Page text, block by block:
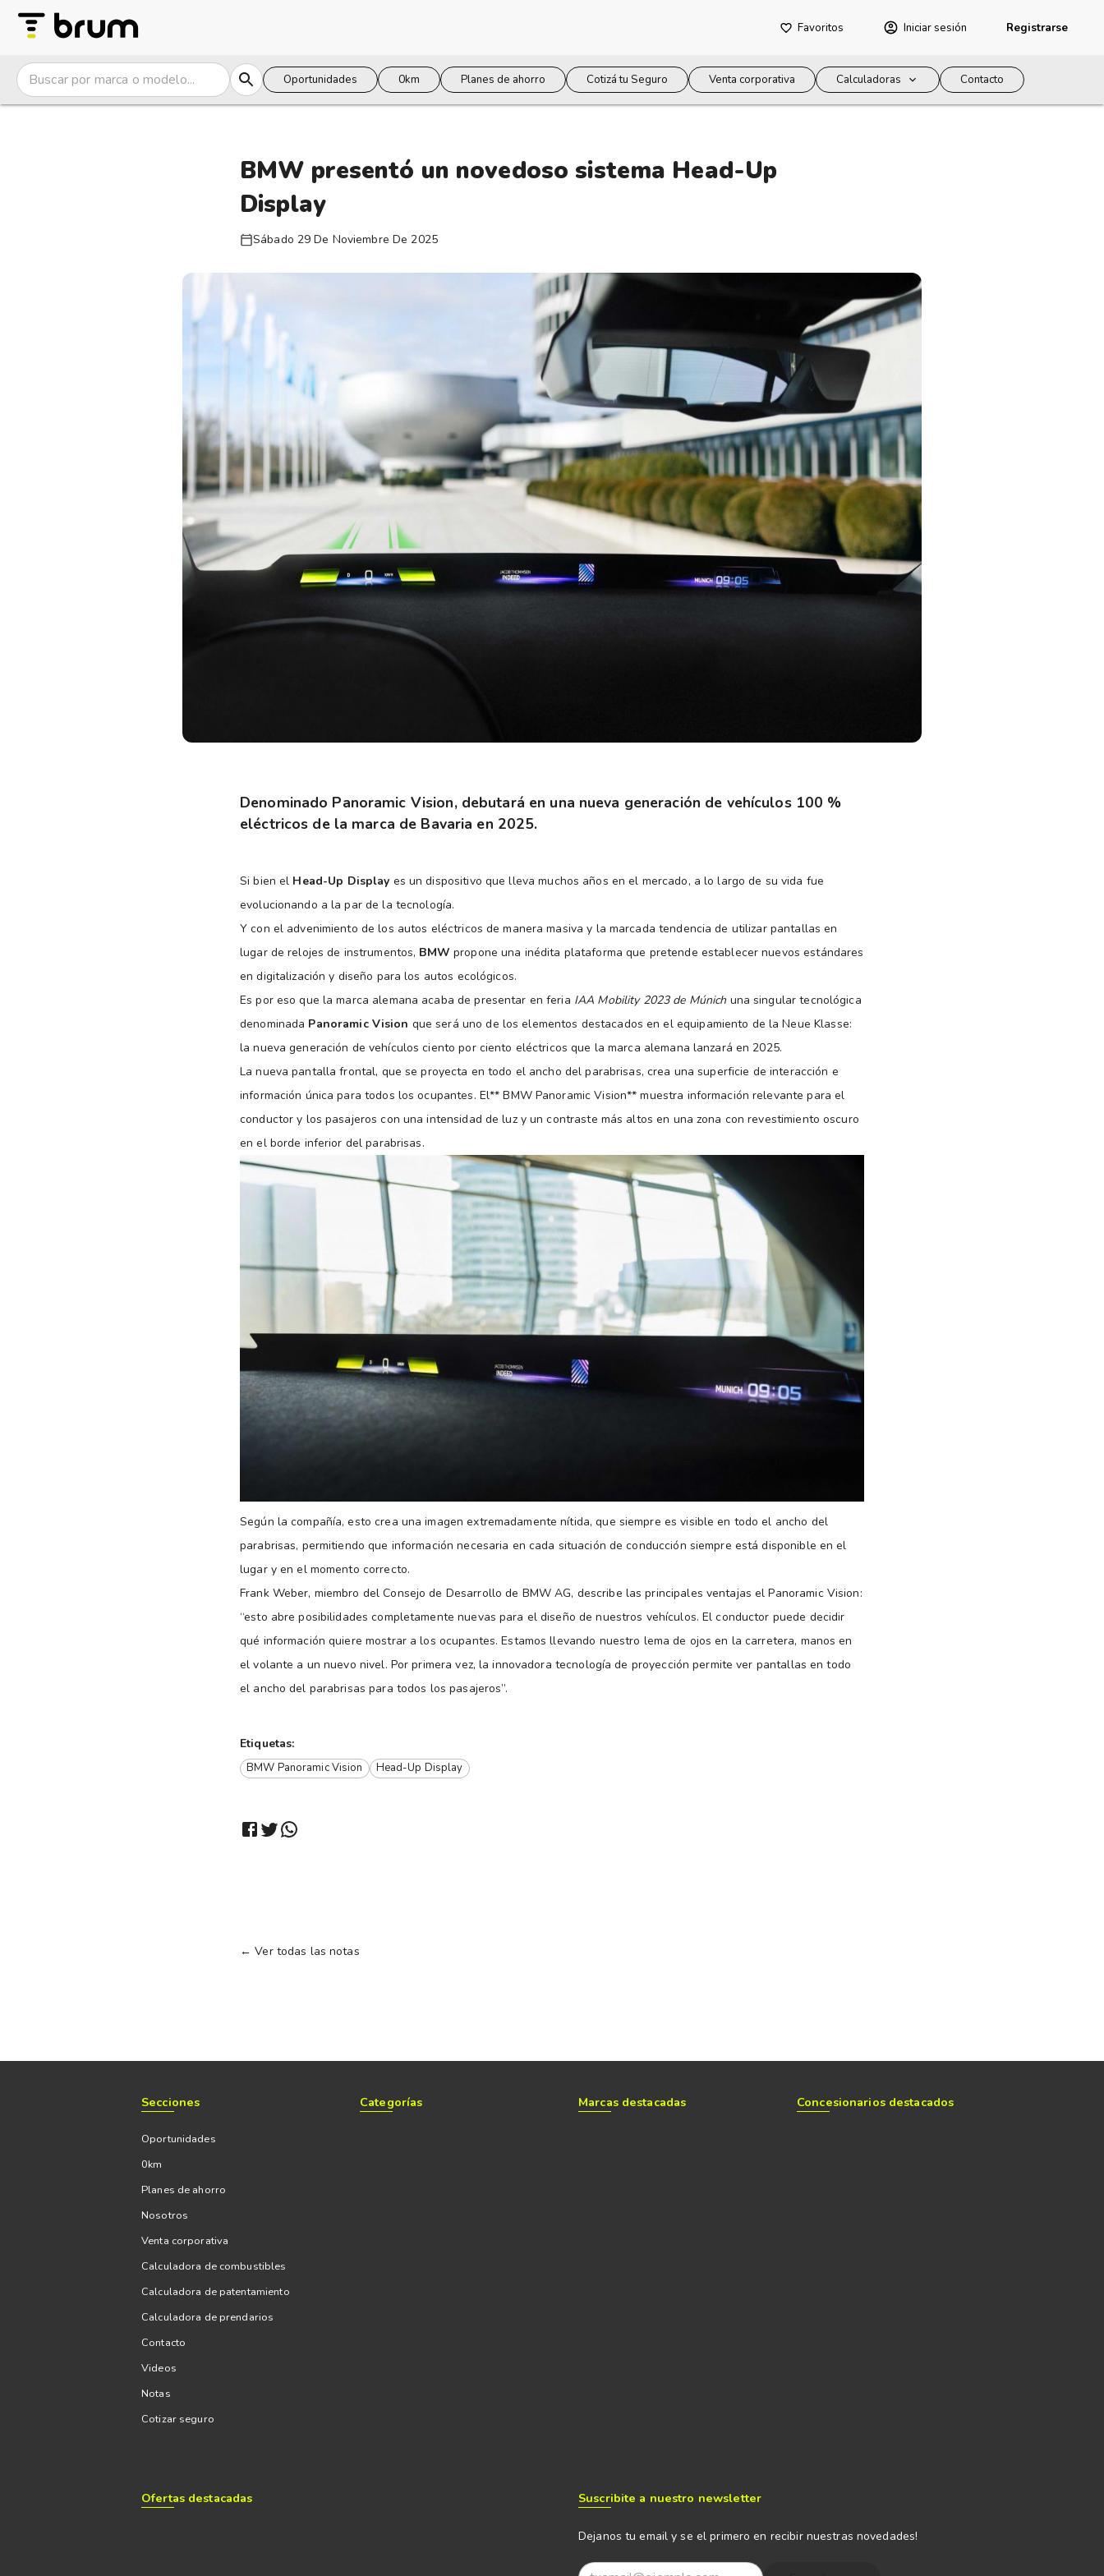
Favoritos Iniciar sesión Registrarse
Oportunidades 0km Planes de ahorro Cotizá tu Seguro Venta corporativa Calculadoras Contacto
BMW presentó un novedoso sistema Head-Up
Display
Sábado 29 De Noviembre De 2025
Denominado Panoramic Vision, debutará en una nueva generación de vehículos 100 %
eléctricos de la marca de Bavaria en 2025.
Si bien el Head-Up Display es un dispositivo que lleva muchos años en el mercado, a lo largo de su vida fue
evolucionando a la par de la tecnología.
Y con el advenimiento de los autos eléctricos de manera masiva y la marcada tendencia de utilizar pantallas en
lugar de relojes de instrumentos, BMW propone una inédita plataforma que pretende establecer nuevos estándares
en digitalización y diseño para los autos ecológicos.
Es por eso que la marca alemana acaba de presentar en feria IAA Mobility 2023 de Múnich una singular tecnológica
denominada Panoramic Vision que será uno de los elementos destacados en el equipamiento de la Neue Klasse:
la nueva generación de vehículos ciento por ciento eléctricos que la marca alemana lanzará en 2025.
La nueva pantalla frontal, que se proyecta en todo el ancho del parabrisas, crea una superficie de interacción e
información única para todos los ocupantes. El** BMW Panoramic Vision** muestra información relevante para el
conductor y los pasajeros con una intensidad de luz y un contraste más altos en una zona con revestimiento oscuro
en el borde inferior del parabrisas.
Según la compañía, esto crea una imagen extremadamente nítida, que siempre es visible en todo el ancho del
parabrisas, permitiendo que información necesaria en cada situación de conducción siempre está disponible en el
lugar y en el momento correcto.
Frank Weber, miembro del Consejo de Desarrollo de BMW AG, describe las principales ventajas el Panoramic Vision:
“esto abre posibilidades completamente nuevas para el diseño de nuestros vehículos. El conductor puede decidir
qué información quiere mostrar a los ocupantes. Estamos llevando nuestro lema de ojos en la carretera, manos en
el volante a un nuevo nivel. Por primera vez, la innovadora tecnología de proyección permite ver pantallas en todo
el ancho del parabrisas para todos los pasajeros”.
Etiquetas:
BMW Panoramic Vision Head-Up Display
← Ver todas las notas
Secciones
Oportunidades
0km
Planes de ahorro
Nosotros
Venta corporativa
Calculadora de combustibles
Calculadora de patentamiento
Calculadora de prendarios
Contacto
Videos
Notas
Cotizar seguro
Categorías Marcas destacadas Concesionarios destacados
Ofertas destacadas Suscribite a nuestro newsletter
Dejanos tu email y se el primero en recibir nuestras novedades!